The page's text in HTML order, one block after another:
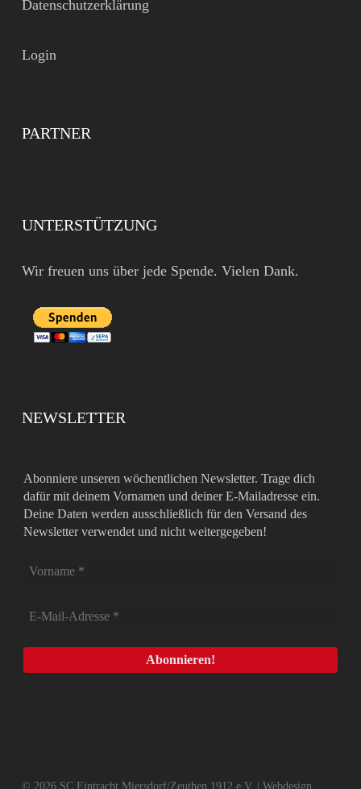
Datenschutzerklärung
Login
PARTNER
UNTERSTÜTZUNG
Wir freuen uns über jede Spende. Vielen Dank.
NEWSLETTER
Abonniere unseren wöchentlichen Newsletter. Trage dich
dafür mit deinem Vornamen und deiner E-Mailadresse ein.
Deine Daten werden ausschließlich für den Versand des
Newsletter verwendet und nicht weitergegeben!
© 2026 SC Eintracht Miersdorf/Zeuthen 1912 e.V. | Webdesign